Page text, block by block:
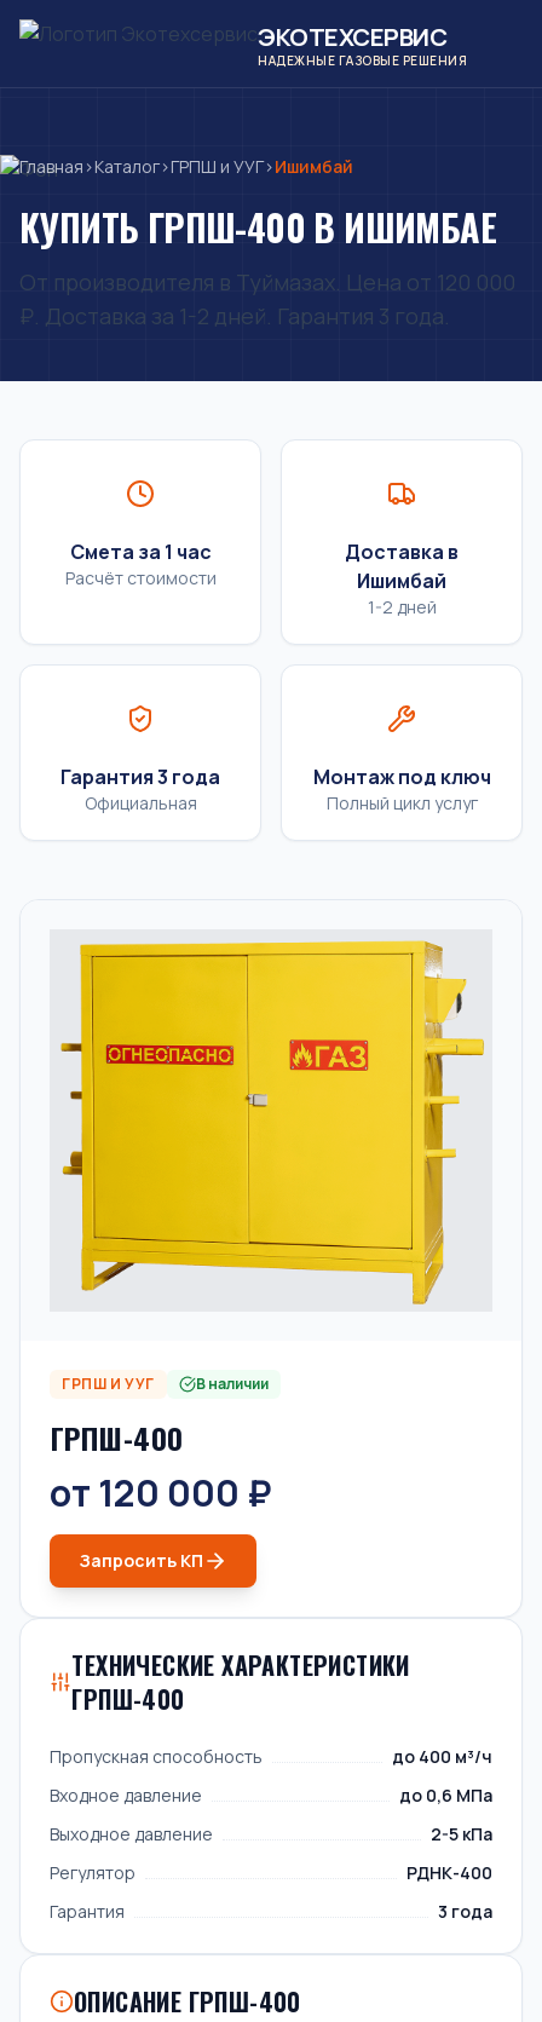
ЭКОТЕХСЕРВИС
НАДЕЖНЫЕ ГАЗОВЫЕ РЕШЕНИЯ
Главная ›Каталог›ГРПШ и УУГ›Ишимбай
КУПИТЬ ГРПШ-400 В ИШИМБАЕ
От производителя в Туймазах. Цена от 120 000
₽. Доставка за 1-2 дней. Гарантия 3 года.
Смета за 1 час
Расчёт стоимости
Доставка в
Ишимбай
1-2 дней
Гарантия 3 года
Официальная
Монтаж под ключ
Полный цикл услуг
ГРПШ И УУГ В наличии
ГРПШ-400
от 120 000 ₽
Запросить КП
ТЕХНИЧЕСКИЕ ХАРАКТЕРИСТИКИ
ГРПШ-400
Пропускная способность
до 400 м³/ч
Входное давление
до 0,6 МПа
Выходное давление
2-5 кПа
Регулятор
РДНК-400
Гарантия
3 года
ОПИСАНИЕ ГРПШ-400